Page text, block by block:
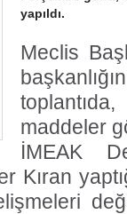
yapıldı.
Meclis
maddeler
İMEAK
Kıran